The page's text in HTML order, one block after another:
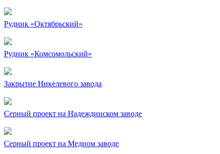
Рудник «Октябрьский»
Рудник «Комсомольский»
Закрытие Никелевого завода
Серный проект на Надеждинском заводе
Серный проект на Медном заводе